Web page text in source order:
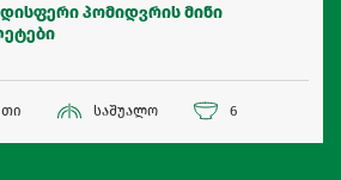
პომიდვრის მინი
საშუალო 6